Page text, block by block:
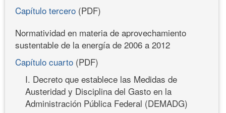
Capítulo tercero (PDF)
Normatividad en materia de aprovechamiento
sustentable de la energía de 2006 a 2012
Capítulo cuarto (PDF)
I. Decreto que establece las Medidas de
Austeridad y Disciplina del Gasto en la
Administración Pública Federal (DEMADG)